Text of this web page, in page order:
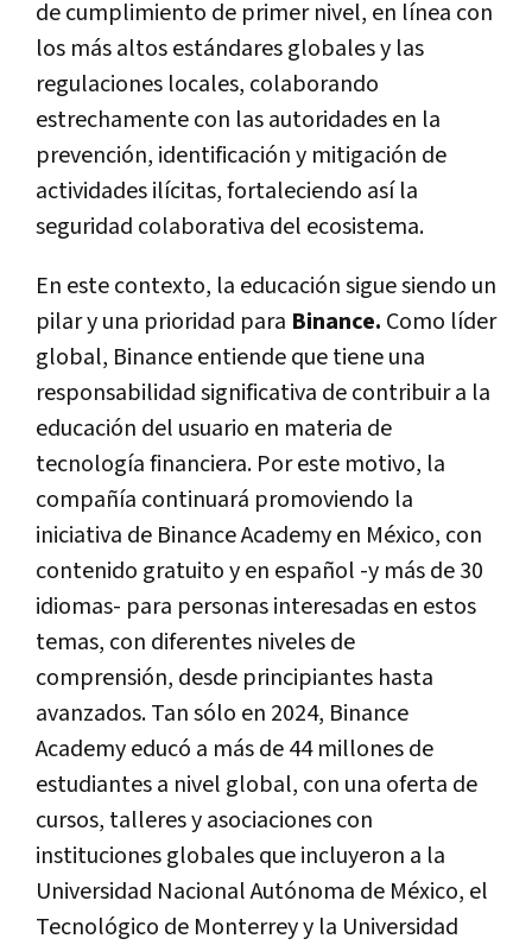
de cumplimiento de primer nivel, en línea con
los más altos estándares globales y las
regulaciones locales, colaborando
estrechamente con las autoridades en la
prevención, identificación y mitigación de
actividades ilícitas, fortaleciendo así la
seguridad colaborativa del ecosistema.
En este contexto, la educación sigue siendo un
pilar y una prioridad para Binance. Como líder
global, Binance entiende que tiene una
responsabilidad significativa de contribuir a la
educación del usuario en materia de
tecnología financiera. Por este motivo, la
compañía continuará promoviendo la
iniciativa de Binance Academy en México, con
contenido gratuito y en español -y más de 30
idiomas- para personas interesadas en estos
temas, con diferentes niveles de
comprensión, desde principiantes hasta
avanzados. Tan sólo en 2024, Binance
Academy educó a más de 44 millones de
estudiantes a nivel global, con una oferta de
cursos, talleres y asociaciones con
instituciones globales que incluyeron a la
Universidad Nacional Autónoma de México, el
Tecnológico de Monterrey y la Universidad